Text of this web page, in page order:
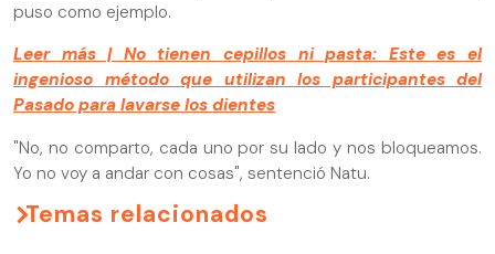
puso como ejemplo.
Leer más | No tienen cepillos ni pasta: Este es el
ingenioso método que utilizan los participantes del
Pasado para lavarse los dientes
"No, no comparto, cada uno por su lado y nos bloqueamos.
Yo no voy a andar con cosas", sentenció Natu.
Temas relacionados